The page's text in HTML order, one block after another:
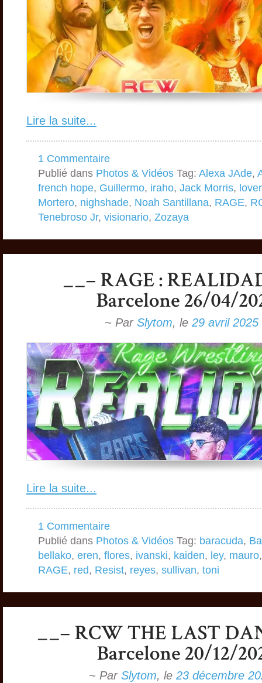
Lire la suite...
1 Commentaire
Publié dans Photos & Vidéos Tag: Alexa JAde,
french hope, Guillermo, iraho, Jack Morris,
Mortero, nighshade, Noah Santillana, RAGE,
Tenebroso Jr, visionario, Zozaya
~ Par Slytom, le 29 avril 2025
Lire la suite...
1 Commentaire
Publié dans Photos & Vidéos Tag: baracuda,
bellako, eren, flores, ivanski, kaiden, ley, mauro
RAGE, red, Resist, reyes, sullivan, toni
~ Par Slytom, le 23 décembre